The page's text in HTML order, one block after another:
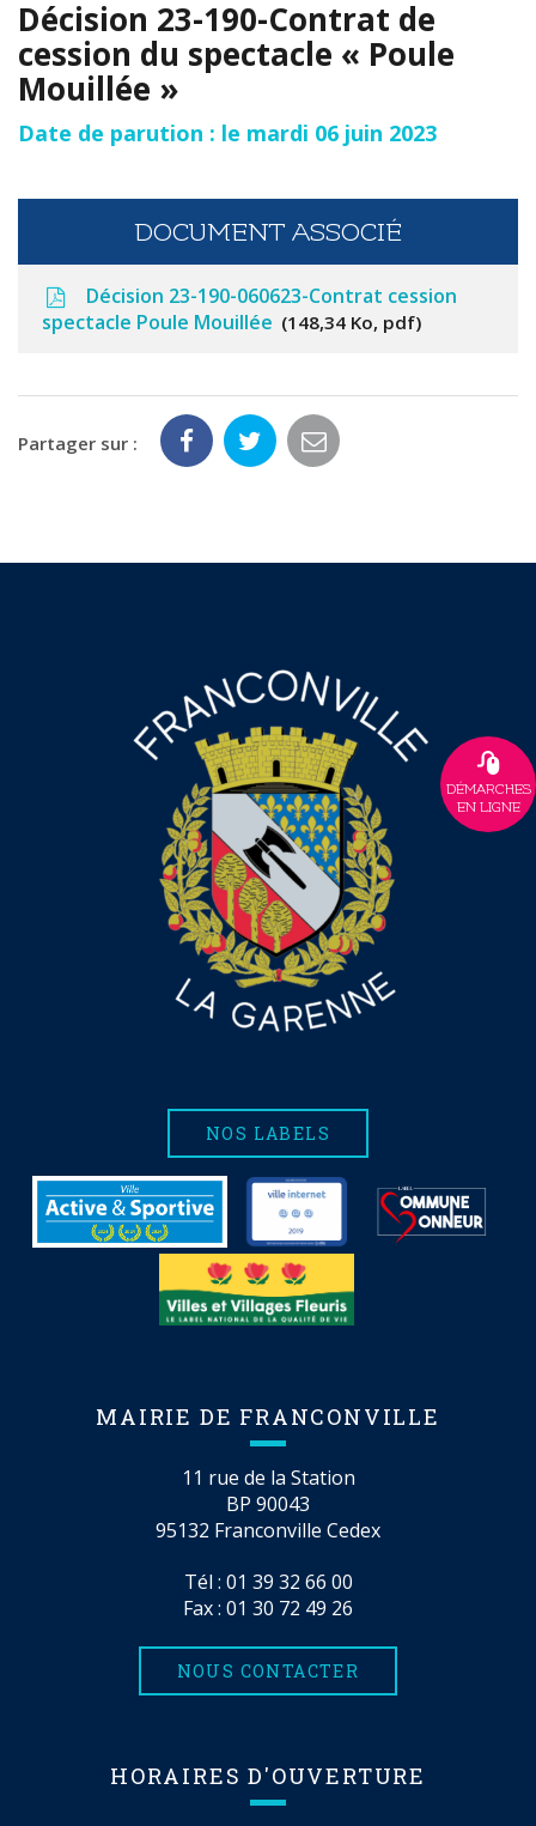
Décision 23-190-Contrat de
cession du spectacle « Poule
Mouillée »
Date de parution : le mardi 06 juin 2023
DOCUMENT ASSOCIÉ
Décision 23-190-060623-Contrat cession
spectacle Poule Mouillée
148,34 Ko, pdf
Partager sur :
NOS LABELS
MAIRIE DE FRANCONVILLE
11 rue de la Station
BP 90043
95132 Franconville Cedex
Tél : 01 39 32 66 00
Fax : 01 30 72 49 26
NOUS CONTACTER
HORAIRES D'OUVERTURE
DÉMARCHES
EN LIGNE